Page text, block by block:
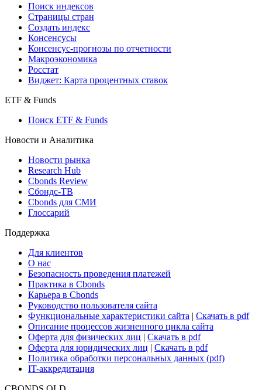
Поиск индексов
Страницы стран
Создать индекс
Консенсусы
Консенсус-прогнозы по отчетности
Макроэкономика
Росстат
Виджет: Карта процентных ставок
ETF & Funds
Поиск ETF & Funds
Новости и Аналитика
Новости рынка
Research Hub
Cbonds Review
Сбондс-ТВ
Cbonds для СМИ
Глоссарий
Поддержка
Для клиентов
О нас
Безопасность проведения платежей
Практика в Cbonds
Карьера в Cbonds
Руководство пользователя сайта
Функциональные характеристики сайта | Скачать в pdf
Описание процессов жизненного цикла сайта
Оферта для физических лиц | Скачать в pdf
Оферта для юридических лиц | Скачать в pdf
Политика обработки персональных данных (pdf)
IT-аккредитация